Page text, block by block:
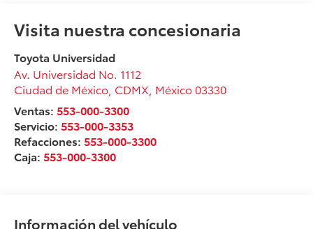
Visita nuestra concesionaria
Toyota Universidad
Av. Universidad No. 1112
Ciudad de México CDMX , México 03330
Ventas:553-000-3300
Servicio:553-000-3353
Refacciones:553-000-3300
Caja:553-000-3300
Información del vehículo